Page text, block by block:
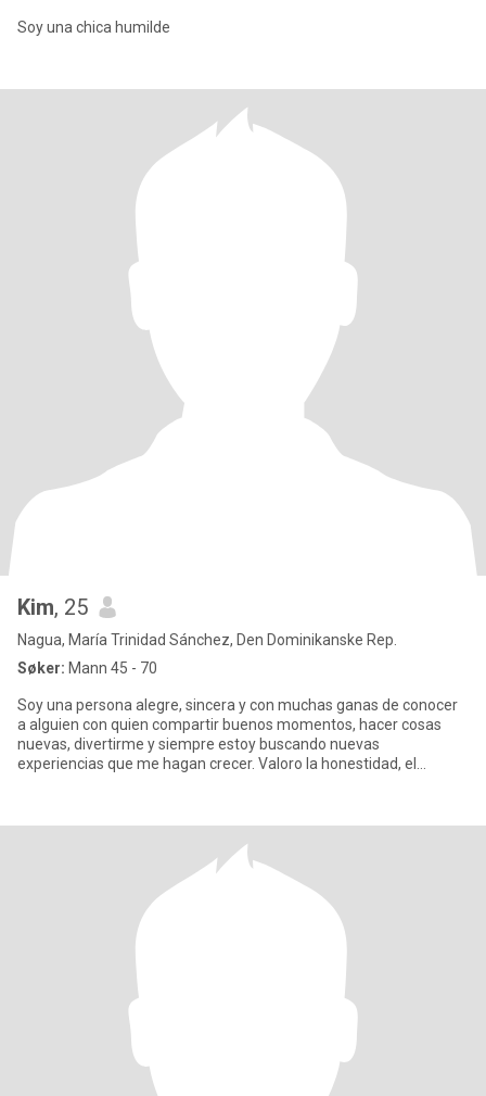
Soy una chica humilde
Kim, 25
Nagua, María Trinidad Sánchez, Den Dominikanske Rep.
Søker: Mann 45 - 70
Soy una persona alegre, sincera y con muchas ganas de conocer
a alguien con quien compartir buenos momentos, hacer cosas
nuevas, divertirme y siempre estoy buscando nuevas
experiencias que me hagan crecer. Valoro la honestidad, el